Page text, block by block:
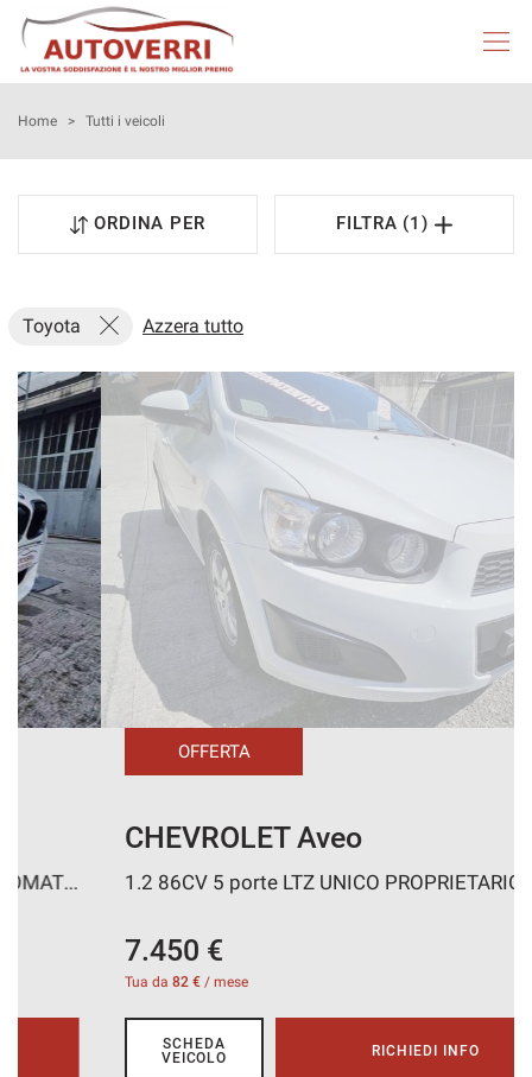
HOME
NEOPATENTATI
ACQUISTIAMO USATO
ASSISTENZA
DICONO DI NOI
CONTATTI
AREA COMMERCIANTI
Home > Tutti i veicoli
ORDINA PER FILTRA (1)
Toyota Azzera tutto
CHEVROLET Aveo
1.2 86CV 5 porte LTZ UNICO PROPRIETARIO
7.450 €
/ mese
RICHIEDI INFO